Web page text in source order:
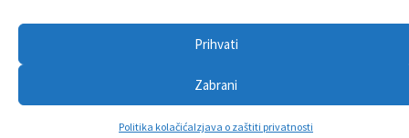
Prihvati
Zabrani
Politika kolačićaIzjava o zaštiti privatnosti